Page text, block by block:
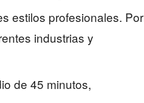
estilos profesionales. Por
industrias y
de 45 minutos,